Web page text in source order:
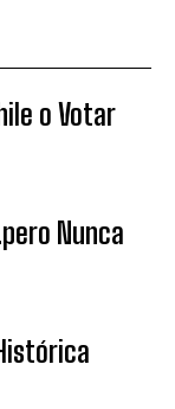
o Votar
Nunca